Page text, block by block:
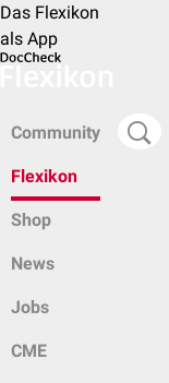
Das Flexikon
als App
Community
Flexikon
Shop
News
Jobs
CME